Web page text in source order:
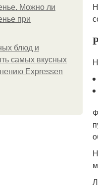
Можно ли
при
блюд и
самых вкусных
Expressen